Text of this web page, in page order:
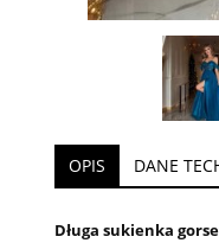
OPIS DANE
Długa sukienka